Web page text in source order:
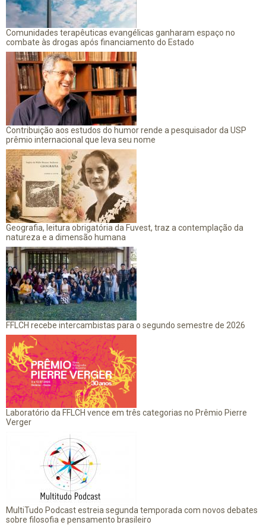
Comunidades terapêuticas evangélicas ganharam espaço no
combate às drogas após financiamento do Estado
Contribuição aos estudos do humor rende a pesquisador da USP
prêmio internacional que leva seu nome
Geografia, leitura obrigatória da Fuvest, traz a contemplação da
natureza e a dimensão humana
FFLCH recebe intercambistas para o segundo semestre de 2026
Laboratório da FFLCH vence em três categorias no Prêmio Pierre
Verger
MultiTudo Podcast estreia segunda temporada com novos debates
sobre filosofia e pensamento brasileiro